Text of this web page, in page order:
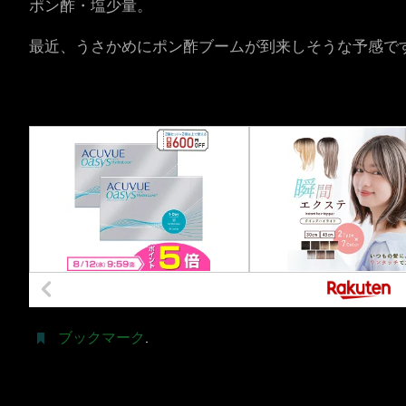
ポン酢・塩少量。
最近、うさかめにポン酢ブームが到来しそうな予感で
ブックマーク .